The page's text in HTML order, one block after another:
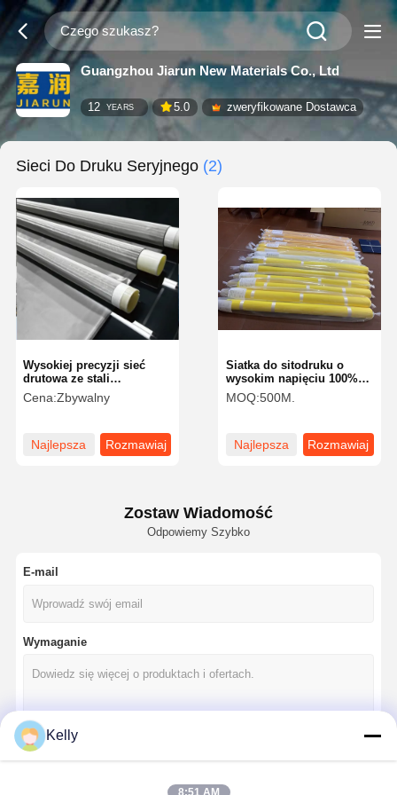
Guangzhou Jiarun New Materials Co., Ltd
12 YEARS 5.0 zweryfikowane Dostawca
Sieci Do Druku Seryjnego (2)
Wysokiej precyzji sieć
drutowa ze stali
nierdzewnej wysokiej
trwałości sieć do druku
Cena:Zbywalny
Najlepsza
Rozmawiaj
Siatka do sitodruku o
wysokim napięciu 100%
poliester nylon jedwab o
niskiej elastyczności
MOQ:500M.
Najlepsza
Rozmawiaj
Zostaw Wiadomość
Odpowiemy Szybko
E-mail
Wymaganie
Kelly
8:51 AM